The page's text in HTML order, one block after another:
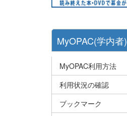
MyOPAC(学内者)
MyOPAC利用方法
利用状況の確認
ブックマーク